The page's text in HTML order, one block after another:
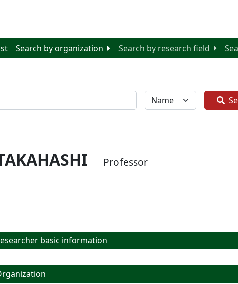
Search by organization Search by research field
全体
Professor
basic information